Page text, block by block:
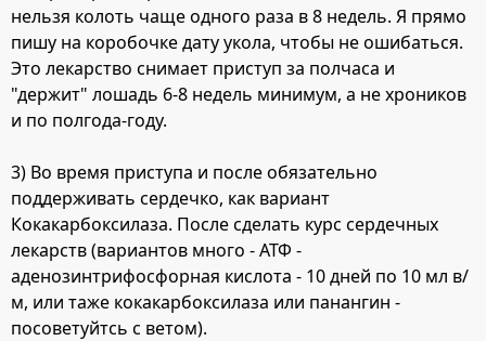
нельзя колоть чаще одного раза в 8 недель. Я прямо
пишу на коробочке дату укола, чтобы не ошибаться.
Это лекарство снимает приступ за полчаса и
"держит" лошадь 6-8 недель минимум, а не хроников
и по полгода-году.
3) Во время приступа и после обязательно
поддерживать сердечко, как вариант
Кокакарбоксилаза. После сделать курс сердечных
лекарств (вариантов много - АТФ -
аденозинтрифосфорная кислота - 10 дней по 10 мл в/
м, или таже кокакарбоксилаза или панангин -
посоветуйтсь с ветом).